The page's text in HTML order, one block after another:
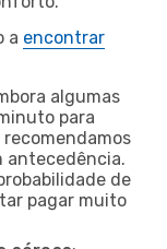
a encontrar
algumas
para
antecedência.
de
pagar muito